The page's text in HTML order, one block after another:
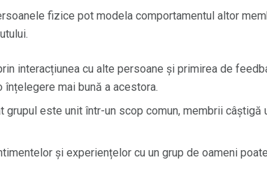
fizice pot modela comportamentul altor
interacțiunea cu alte persoane și primirea de
mai bună a acestora.
grupul este unit într-un scop comun, membrii
și experiențelor cu un grup de oameni